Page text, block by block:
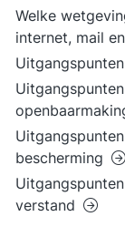
Welke
internet, mail
bescherming
verstand